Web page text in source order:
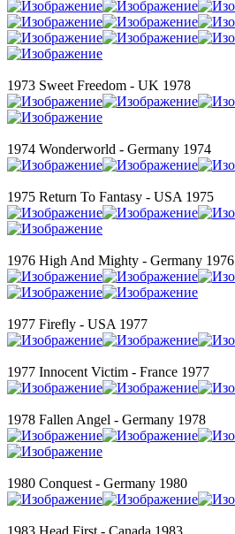
1973 Sweet Freedom - UK 1978
1974 Wonderworld - Germany 1974
1975 Return To Fantasy - USA 1975
1976 High And Mighty - Germany 1976
1977 Firefly - USA 1977
1977 Innocent Victim - France 1977
1978 Fallen Angel - Germany 1978
1980 Conquest - Germany 1980